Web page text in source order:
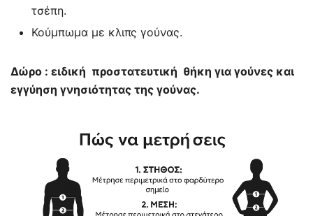
τσέπη.
Κούμπωμα με κλιπς γούνας.
Δώρο : ειδική προστατευτική θήκη για γούνες και
εγγύηση γνησιότητας της γούνας.